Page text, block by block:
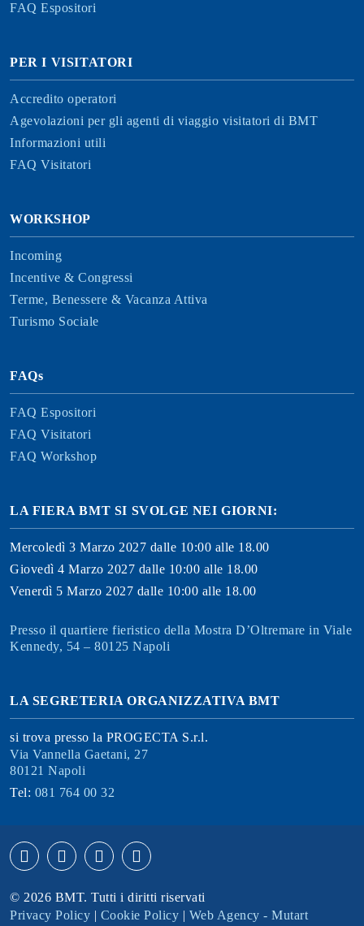
FAQ Espositori
PER I VISITATORI
Accredito operatori
Agevolazioni per gli agenti di viaggio visitatori di BMT
Informazioni utili
FAQ Visitatori
WORKSHOP
Incoming
Incentive & Congressi
Terme, Benessere & Vacanza Attiva
Turismo Sociale
FAQs
FAQ Espositori
FAQ Visitatori
FAQ Workshop
LA FIERA BMT SI SVOLGE NEI GIORNI:
Mercoledì 3 Marzo 2027 dalle 10:00 alle 18.00
Giovedì 4 Marzo 2027 dalle 10:00 alle 18.00
Venerdì 5 Marzo 2027 dalle 10:00 alle 18.00
Presso il quartiere fieristico della Mostra D’Oltremare in Viale
Kennedy, 54 – 80125 Napoli
LA SEGRETERIA ORGANIZZATIVA BMT
si trova presso la PROGECTA S.r.l.
Via Vannella Gaetani, 27
80121 Napoli
Tel: 081 764 00 32
© 2026 BMT. Tutti i diritti riservati
Privacy Policy | Cookie Policy | Web Agency - Mutart